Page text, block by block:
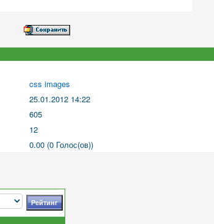
css images
25.01.2012 14:22
605
12
0.00 (0 Голос(ов))